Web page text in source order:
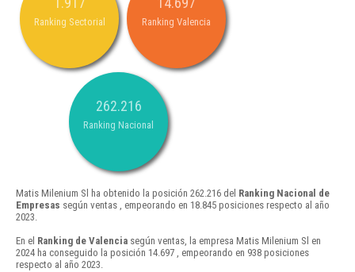
Ranking Sectorial Ranking Valencia
262.216
Ranking Nacional
Matis Milenium Sl ha obtenido la posición 262.216 del Ranking Nacional de
Empresas según ventas , empeorando en 18.845 posiciones respecto al año
2023.
En el Ranking de Valencia según ventas, la empresa Matis Milenium Sl en
2024 ha conseguido la posición 14.697 , empeorando en 938 posiciones
respecto al año 2023.